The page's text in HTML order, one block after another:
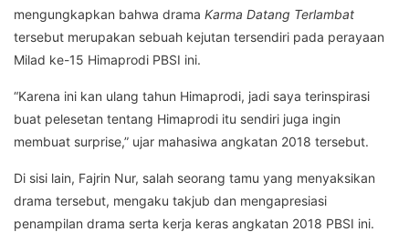
mengungkapkan bahwa drama Karma Datang Terlambat
tersebut merupakan sebuah kejutan tersendiri pada perayaan
Milad ke-15 Himaprodi PBSI ini.
“Karena ini kan ulang tahun Himaprodi, jadi saya terinspirasi
buat pelesetan tentang Himaprodi itu sendiri juga ingin
membuat surprise,” ujar mahasiwa angkatan 2018 tersebut.
Di sisi lain, Fajrin Nur, salah seorang tamu yang menyaksikan
drama tersebut, mengaku takjub dan mengapresiasi
penampilan drama serta kerja keras angkatan 2018 PBSI ini.